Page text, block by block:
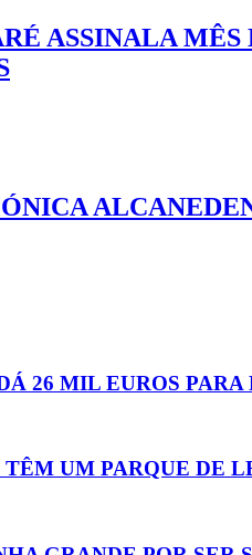
ASSINALA
26 MIL EUROS
UM PARQUE DE